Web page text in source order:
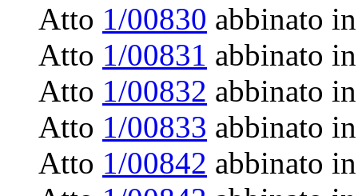
Atto 1/00830 abbinato
Atto 1/00831 abbinato
Atto 1/00832 abbinato
Atto 1/00833 abbinato
Atto 1/00842 abbinato